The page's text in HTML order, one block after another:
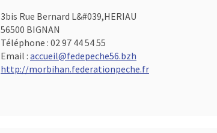
3bis Rue Bernard L&#039,HERIAU
56500 BIGNAN
Téléphone : 02 97 44 54 55
Email : accueil@fedepeche56.bzh
http://morbihan.federationpeche.fr